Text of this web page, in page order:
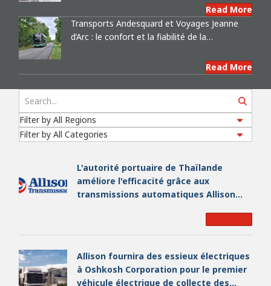
Read More
Transports Andesquard et Voyages Jeanne
d’Arc : le confort et la fiabilité de la
Read MoreSearch
L'autorité portuaire de Thaïlande
améliore l'efficacité grâce aux
transmissions automatiques Allison
Allison fournira des essieux électriques
à Oshkosh Corporation pour le premier
véhicule électrique de collecte des